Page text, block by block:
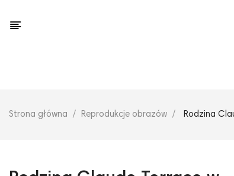
Strona główna Reprodukcje obrazów Rodzina